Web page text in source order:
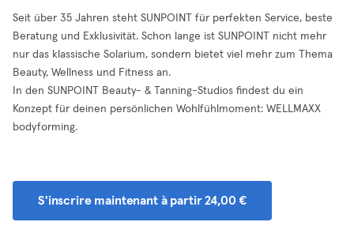
Seit über 35 Jahren steht SUNPOINT für perfekten Service, beste
Beratung und Exklusivität. Schon lange ist SUNPOINT nicht mehr
nur das klassische Solarium, sondern bietet viel mehr zum Thema
Beauty, Wellness und Fitness an.
In den SUNPOINT Beauty- & Tanning-Studios findest du ein
Konzept für deinen persönlichen Wohlfühlmoment: WELLMAXX
bodyforming.
S'inscrire maintenant à partir 24,00 €